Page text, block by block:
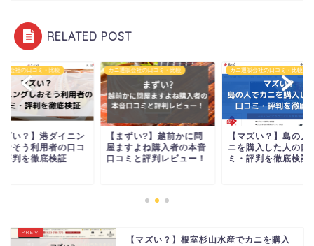
RELATED POST
販会社の口コミ・比較
ずい?】越前かに問
すよね購入者の本音
ミと評判レビュー！
カニ通販会社の口コミ・比較
【マズい？】島の人でカ
ニを購入した人の口コ
ミ・評判を徹底検証
カニ通販会社の口コミ・比較
【マズい？】港ダイ
グしおそう利用者の
ミ・評判を徹底検証
【マズい？】根室杉山水産でカニを購入